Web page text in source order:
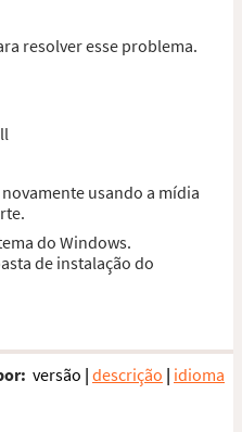
resolver esse problema.
usando a mídia
do Windows.
de instalação do
versão | descrição | idioma